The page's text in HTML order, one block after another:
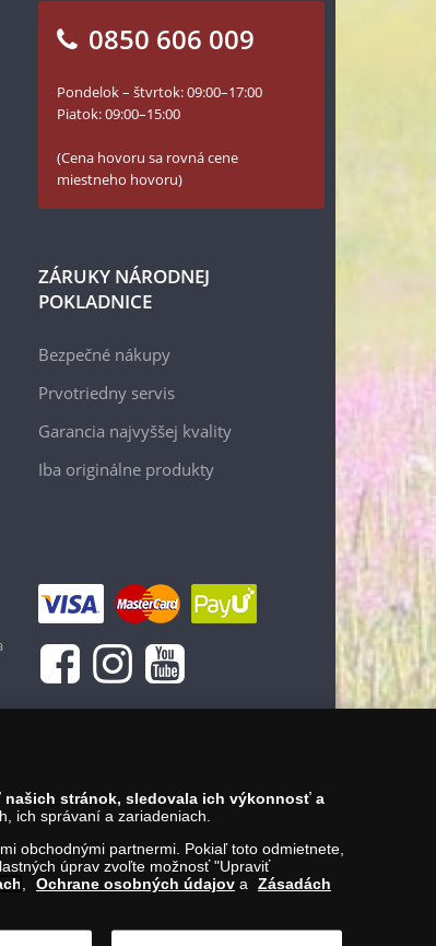
0850 606 009
Pondelok – štvrtok: 09:00–17:00
Piatok: 09:00–15:00
(Cena hovoru sa rovná cene
miestneho hovoru)
ZÁRUKY NÁRODNEJ
POKLADNICE
Bezpečné nákupy
Prvotriedny servis
Garancia najvyššej kvality
Iba originálne produkty
stránok, sledovala ich výkonnosť a
ich správaní a zariadeniach.
obchodnými partnermi. Pokiaľ toto odmietnete,
úprav zvoľte možnosť "Upraviť
Ochrane osobných údajov a
Zásadách